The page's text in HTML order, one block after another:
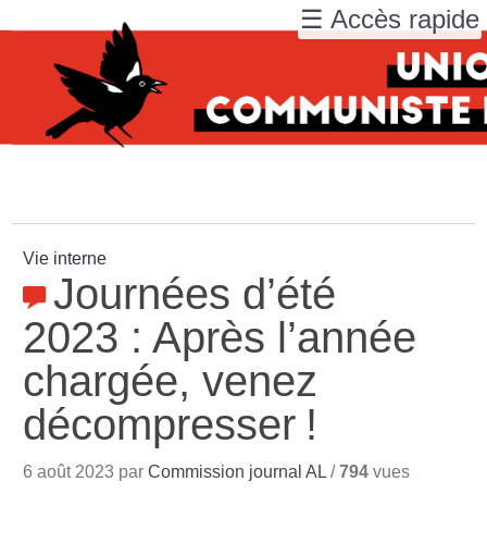
Vie interne
Journées d’été
2023 : Après l’année
chargée, venez
décompresser !
6 août 2023 parCommission journal AL /794 vues
☰ Accès rapide